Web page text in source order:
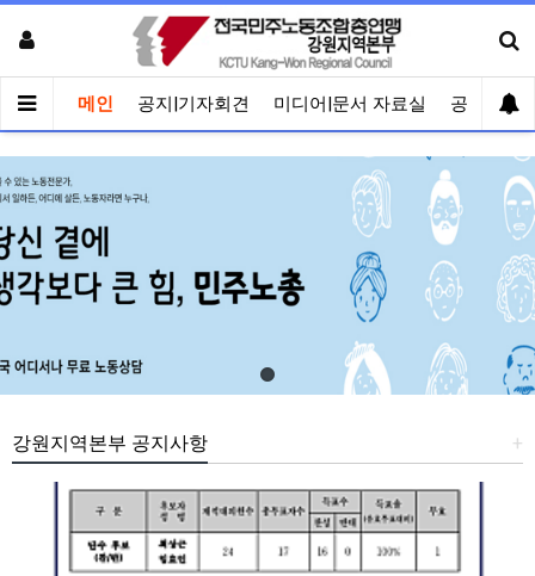
메인 공지|기자회견 미디어|문서 자료실 공유게시
+
강원지역본부 공지사항